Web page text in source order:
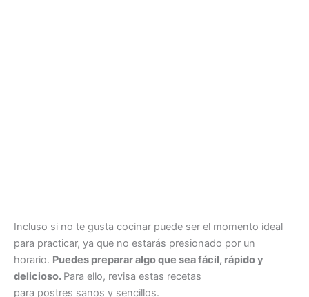
Incluso si no te gusta cocinar puede ser el momento ideal
para practicar, ya que no estarás presionado por un
horario. Puedes preparar algo que sea fácil, rápido y
delicioso. Para ello, revisa estas recetas
para postres sanos y sencillos.